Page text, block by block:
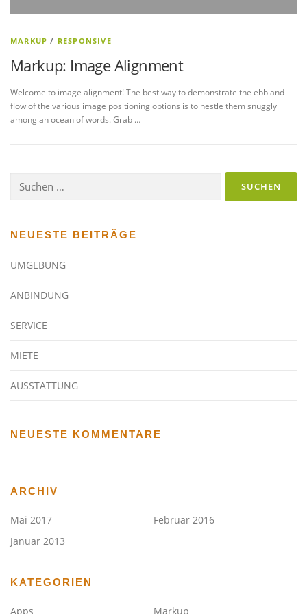
MARKUP / RESPONSIVE
Markup: Image Alignment
Welcome to image alignment! The best way to demonstrate the ebb and
flow of the various image positioning options is to nestle them snuggly
among an ocean of words. Grab …
nach:
NEUESTE BEITRÄGE
UMGEBUNG
ANBINDUNG
SERVICE
MIETE
AUSSTATTUNG
NEUESTE KOMMENTARE
ARCHIV
Mai 2017
Februar 2016
Januar 2013
KATEGORIEN
Apps Markup